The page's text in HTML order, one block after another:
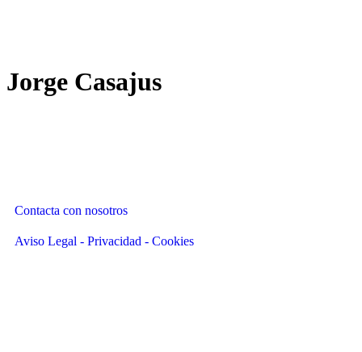
Jorge Casajus
Contacta con nosotros
Aviso Legal - Privacidad - Cookies